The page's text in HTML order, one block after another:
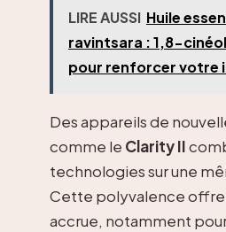
LIRE AUSSI Huile
ravintsara : 1,8-
pour renforcer votre
Des appareils de
comme le Clarity II
technologies sur une
Cette polyvalence offre
accrue, notamment